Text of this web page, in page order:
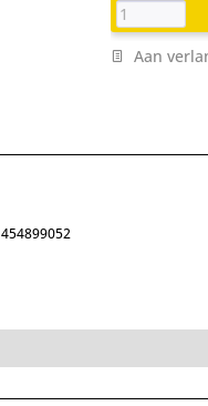
Aan
454899052